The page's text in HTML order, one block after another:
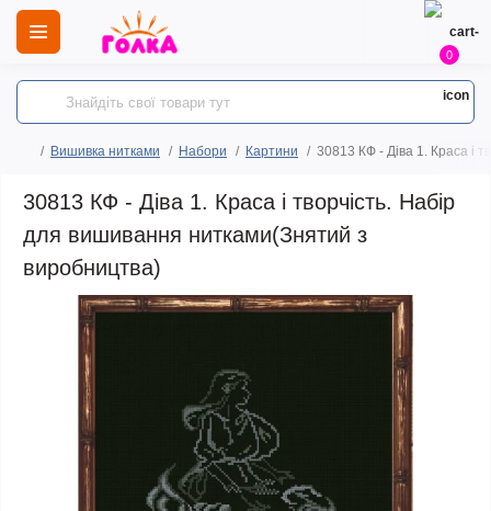
0
Вишивка нитками Набори Картини 30813 КФ - Діва 1. Краса і
30813 КФ - Діва 1. Краса і творчість. Набір
для вишивання нитками(Знятий з
виробництва)